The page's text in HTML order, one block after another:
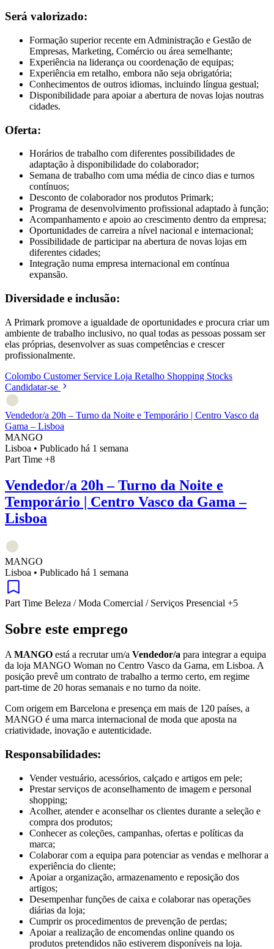
Será valorizado:
Formação superior recente em Administração e Gestão de
Empresas, Marketing, Comércio ou área semelhante;
Experiência na liderança ou coordenação de equipas;
Experiência em retalho, embora não seja obrigatória;
Conhecimentos de outros idiomas, incluindo língua gestual;
Disponibilidade para apoiar a abertura de novas lojas noutras
cidades.
Oferta:
Horários de trabalho com diferentes possibilidades de
adaptação à disponibilidade do colaborador;
Semana de trabalho com uma média de cinco dias e turnos
contínuos;
Desconto de colaborador nos produtos Primark;
Programa de desenvolvimento profissional adaptado à função;
Acompanhamento e apoio ao crescimento dentro da empresa;
Oportunidades de carreira a nível nacional e internacional;
Possibilidade de participar na abertura de novas lojas em
diferentes cidades;
Integração numa empresa internacional em contínua
expansão.
Diversidade e inclusão:
A Primark promove a igualdade de oportunidades e procura criar um
ambiente de trabalho inclusivo, no qual todas as pessoas possam ser
elas próprias, desenvolver as suas competências e crescer
profissionalmente.
Colombo Customer Service Loja Retalho Shopping Stocks
Candidatar-se
Vendedor/a 20h – Turno da Noite e Temporário | Centro Vasco da
Gama – Lisboa
MANGO
Lisboa • Publicado há 1 semana
Part Time +8
Vendedor/a 20h – Turno da Noite e
Temporário | Centro Vasco da Gama –
Lisboa
MANGO
Lisboa • Publicado há 1 semana
Part Time Beleza / Moda Comercial / Serviços Presencial +5
Sobre este emprego
AMANGO está a recrutar um/a Vendedor/a para integrar a equipa
da loja MANGO Woman no Centro Vasco da Gama, em Lisboa. A
posição prevê um contrato de trabalho a termo certo, em regime
part-time de 20 horas semanais e no turno da noite.
Com origem em Barcelona e presença em mais de 120 países, a
MANGO é uma marca internacional de moda que aposta na
criatividade, inovação e autenticidade.
Responsabilidades:
Vender vestuário, acessórios, calçado e artigos em pele;
Prestar serviços de aconselhamento de imagem e personal
shopping;
Acolher, atender e aconselhar os clientes durante a seleção e
compra dos produtos;
Conhecer as coleções, campanhas, ofertas e políticas da
marca;
Colaborar com a equipa para potenciar as vendas e melhorar a
experiência do cliente;
Apoiar a organização, armazenamento e reposição dos
artigos;
Desempenhar funções de caixa e colaborar nas operações
diárias da loja;
Cumprir os procedimentos de prevenção de perdas;
Apoiar a realização de encomendas online quando os
produtos pretendidos não estiverem disponíveis na loja.